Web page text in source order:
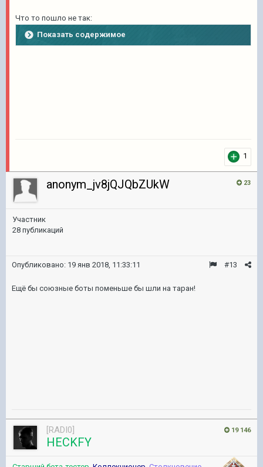
Что то пошло не так:
Показать содержимое
1
23
anonym_jv8jQJQbZUkW
Участник
28 публикаций
#13
Опубликовано: 19 янв 2018, 11:33:11
Ещё бы союзные боты поменьше бы шли на таран!
19 146
[RADI0]
HECKFY